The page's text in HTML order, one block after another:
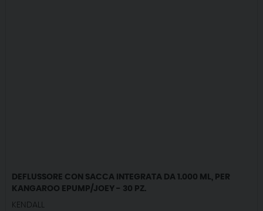
DEFLUSSORE CON SACCA INTEGRATA DA 1.000 ML, PER
KANGAROO EPUMP/JOEY - 30 PZ.
KENDALL